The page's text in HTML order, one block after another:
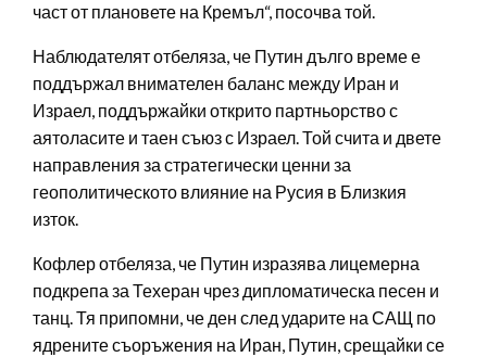
част от плановете на Кремъл“, посочва той.
Наблюдателят отбеляза, че Путин дълго време е
поддържал внимателен баланс между Иран и
Израел, поддържайки открито партньорство с
аятоласите и таен съюз с Израел. Той счита и двете
направления за стратегически ценни за
геополитическото влияние на Русия в Близкия
изток.
Кофлер отбеляза, че Путин изразява лицемерна
подкрепа за Техеран чрез дипломатическа песен и
танц. Тя припомни, че ден след ударите на САЩ по
ядрените съоръжения на Иран, Путин, срещайки се